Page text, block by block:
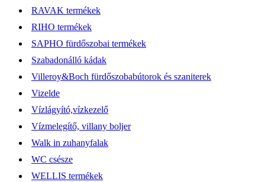
RAVAK termékek
RIHO termékek
SAPHO fürdőszobai termékek
Szabadonálló kádak
Villeroy&Boch fürdőszobabútorok és szaniterek
Vizelde
Vízlágyító,vízkezelő
Vízmelegítő, villany boljer
Walk in zuhanyfalak
WC csésze
WELLIS termékek